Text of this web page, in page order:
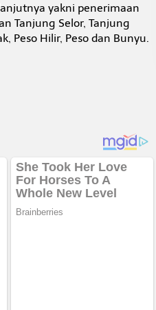
yakni penerimaan
Tanjung Selor, Tanjung
Peso Hilir, Peso dan Bunyu.